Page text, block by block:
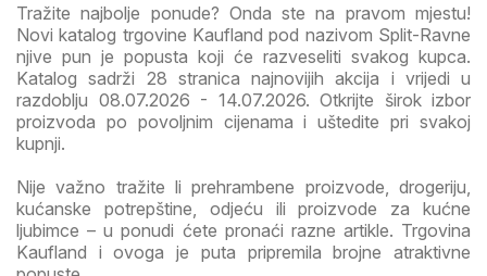
Tražite najbolje ponude? Onda ste na pravom mjestu!
Novi katalog trgovine Kaufland pod nazivom Split-Ravne
njive pun je popusta koji će razveseliti svakog kupca.
Katalog sadrži 28 stranica najnovijih akcija i vrijedi u
razdoblju 08.07.2026 - 14.07.2026. Otkrijte širok izbor
proizvoda po povoljnim cijenama i uštedite pri svakoj
kupnji.
Nije važno tražite li prehrambene proizvode, drogeriju,
kućanske potrepštine, odjeću ili proizvode za kućne
ljubimce – u ponudi ćete pronaći razne artikle. Trgovina
Kaufland i ovoga je puta pripremila brojne atraktivne